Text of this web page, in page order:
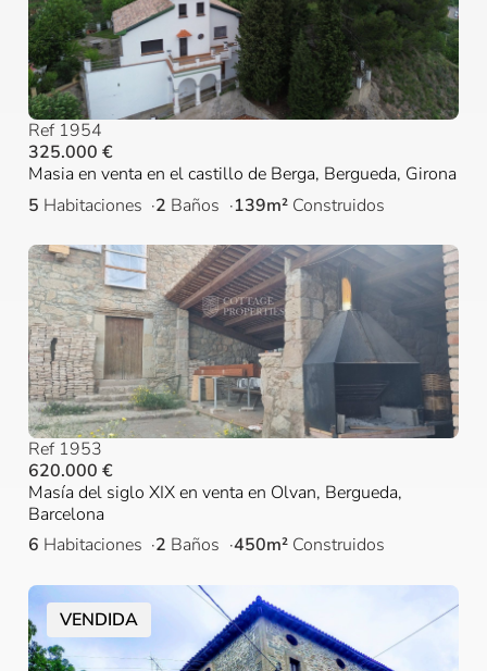
Ref 1954
325.000 €
Masia en venta en el castillo de Berga, Bergueda, Girona
5 Habitaciones 2 Baños 139m² Construidos
Ref 1953
620.000 €
Masía del siglo XIX en venta en Olvan, Bergueda,
Barcelona
6 Habitaciones 2 Baños 450m² Construidos
VENDIDA